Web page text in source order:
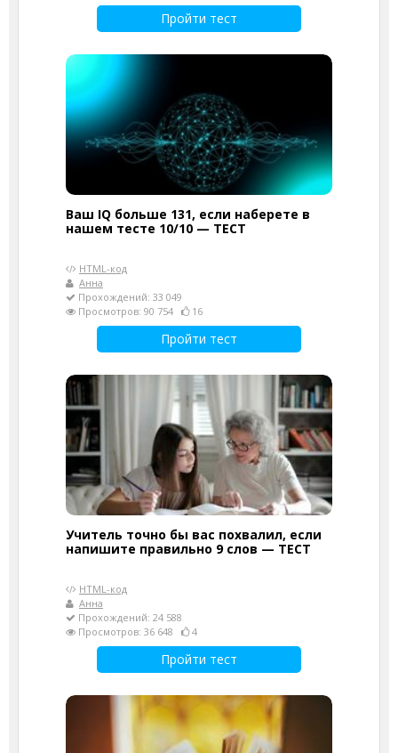
Пройти тест
Ваш IQ больше 131, если наберете в
нашем тесте 10/10 — ТЕСТ
HTML-код
Анна
Прохождений: 33 049
Просмотров: 90 754
16
Пройти тест
Учитель точно бы вас похвалил, если
напишите правильно 9 слов — ТЕСТ
HTML-код
Анна
Прохождений: 24 588
Просмотров: 36 648
4
Пройти тест